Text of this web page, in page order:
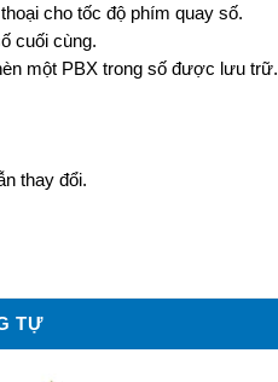
cho tốc độ phím quay số.
cuối cùng.
một PBX trong số được lưu trữ.
thay đổi.
TỰ